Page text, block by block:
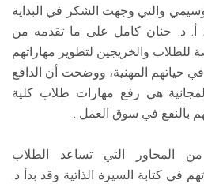
والتي وجهت الشكر في البداية
أ. د. حنان كامل على ما تقدمه من
للطلاب والخريجين لتطوير مهاراتهم
حياتهم المهنية، ووضحت أن الدافع
هي رفع مهارات طلاب كلية
بالنفع في سوق العمل .
من المحاور التي تساعد الطلاب
في كتابة السيرة الذاتية وقد بدأ د.